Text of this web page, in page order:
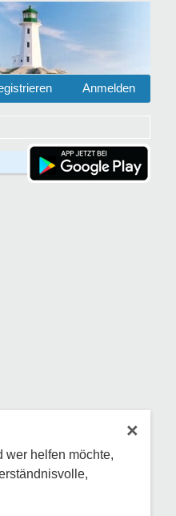
Anmelden
×
wer helfen möchte,